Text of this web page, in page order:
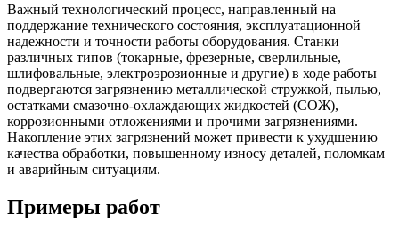
Важный технологический процесс, направленный на
поддержание технического состояния, эксплуатационной
надежности и точности работы оборудования. Станки
различных типов (токарные, фрезерные, сверлильные,
шлифовальные, электроэрозионные и другие) в ходе работы
подвергаются загрязнению металлической стружкой, пылью,
остатками смазочно-охлаждающих жидкостей (СОЖ),
коррозионными отложениями и прочими загрязнениями.
Накопление этих загрязнений может привести к ухудшению
качества обработки, повышенному износу деталей, поломкам
и аварийным ситуациям.
Примеры работ